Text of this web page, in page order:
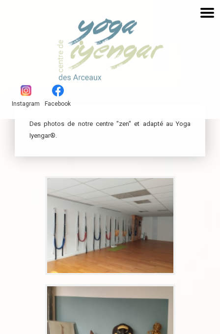
Instagram Facebook
Des photos de notre centre "zen" et adapté au Yoga
Iyengar®.